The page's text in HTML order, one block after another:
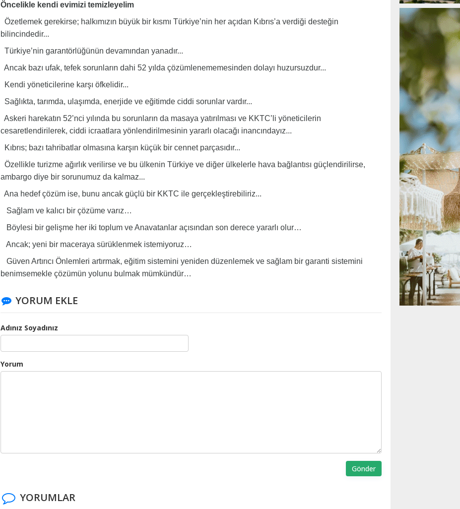
Öncelikle kendi evimizi temizleyelim
Özetlemek gerekirse; halkımızın büyük bir kısmı Türkiye’nin her açıdan Kıbrıs’a verdiği desteğin
bilincindedir...
Türkiye’nin garantörlüğünün devamından yanadır...
Ancak bazı ufak, tefek sorunların dahi 52 yılda çözümlenememesinden dolayı huzursuzdur...
Kendi yöneticilerine karşı öfkelidir...
Sağlıkta, tarımda, ulaşımda, enerjide ve eğitimde ciddi sorunlar vardır...
Askeri harekatın 52’nci yılında bu sorunların da masaya yatırılması ve KKTC’li yöneticilerin
cesaretlendirilerek, ciddi icraatlara yönlendirilmesinin yararlı olacağı inancındayız...
Kıbrıs; bazı tahribatlar olmasına karşın küçük bir cennet parçasıdır...
Özellikle turizme ağırlık verilirse ve bu ülkenin Türkiye ve diğer ülkelerle hava bağlantısı güçlendirilirse,
ambargo diye bir sorunumuz da kalmaz...
Ana hedef çözüm ise, bunu ancak güçlü bir KKTC ile gerçekleştirebiliriz...
Sağlam ve kalıcı bir çözüme varız…
Böylesi bir gelişme her iki toplum ve Anavatanlar açısından son derece yararlı olur…
Ancak; yeni bir maceraya sürüklenmek istemiyoruz…
Güven Artırıcı Önlemleri artırmak, eğitim sistemini yeniden düzenlemek ve sağlam bir garanti sistemini
benimsemekle çözümün yolunu bulmak mümkündür…
YORUM EKLE
Adınız Soyadınız
Yorum
Gönder
YORUMLAR